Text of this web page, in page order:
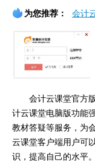
为您推荐： 会计
会计云课堂官方
计云课堂电脑版功能
教材答疑等服务，为
云课堂客户端用户可
识，提高自己的水平。